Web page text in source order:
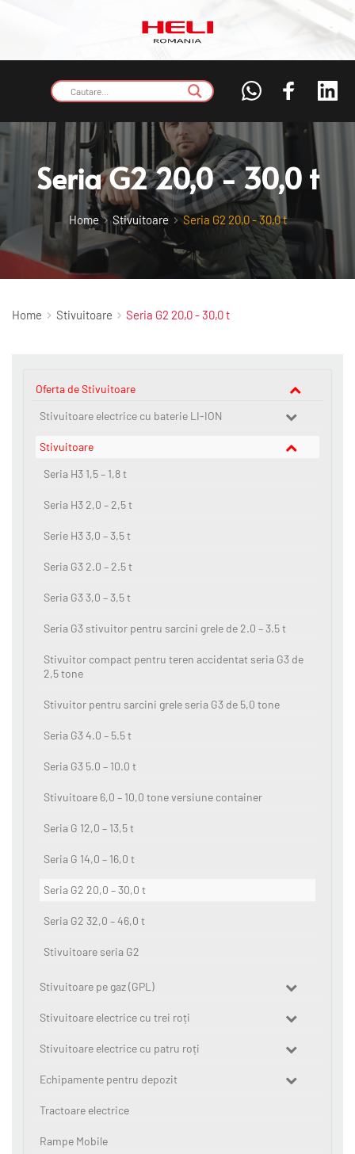
Seria G2 20,0 - 30,0 t
Home Stivuitoare Seria G2 20,0 - 30,0 t
Home Stivuitoare Seria G2 20,0 - 30,0 t
Oferta de Stivuitoare
Stivuitoare electrice cu baterie LI-ION
Stivuitoare
Seria H3 1,5 – 1,8 t
Seria H3 2,0 – 2,5 t
Serie H3 3,0 – 3,5 t
Seria G3 2.0 – 2.5 t
Seria G3 3,0 – 3,5 t
Seria G3 stivuitor pentru sarcini grele de 2.0 – 3.5 t
Stivuitor compact pentru teren accidentat seria G3 de
2,5 tone
Stivuitor pentru sarcini grele seria G3 de 5,0 tone
Seria G3 4.0 – 5.5 t
Seria G3 5.0 – 10.0 t
Stivuitoare 6,0 – 10,0 tone versiune container
Seria G 12,0 – 13,5 t
Seria G 14,0 – 16,0 t
Seria G2 20,0 – 30,0 t
Seria G2 32,0 – 46,0 t
Stivuitoare seria G2
Stivuitoare pe gaz (GPL)
Stivuitoare electrice cu trei roți
Stivuitoare electrice cu patru roți
Echipamente pentru depozit
Tractoare electrice
Rampe Mobile